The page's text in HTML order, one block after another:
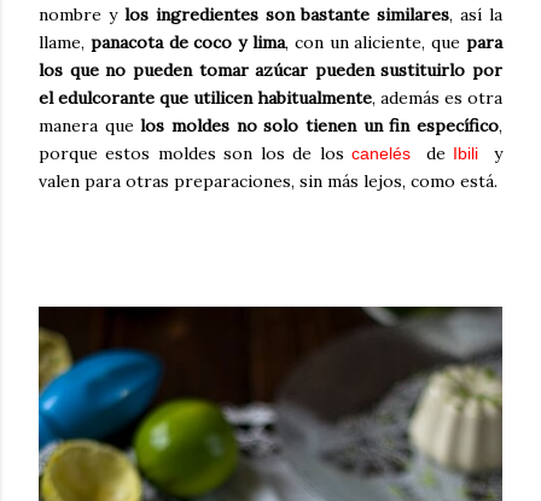
nombre y los ingredientes son bastante similares, así la
llame, panacota de coco y lima, con un aliciente, quepara
los que no pueden tomar azúcar pueden sustituirlo por
el edulcorante que utilicen habitualmente, además es otra
manera quelos moldes no solo tienen un fin específico,
porque estos moldes son los de los canelésde Ibili y
valen para otras preparaciones, sin más lejos, como está.